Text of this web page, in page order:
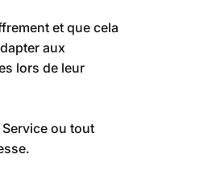
et que cela
aux
lors de leur
ou tout